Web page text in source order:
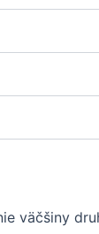
väčšiny